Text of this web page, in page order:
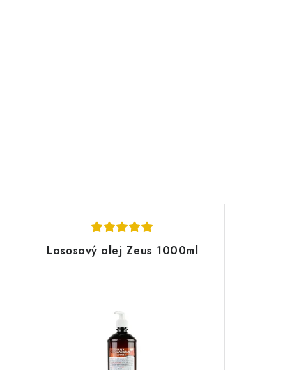
Lososový olej Zeus 1000ml